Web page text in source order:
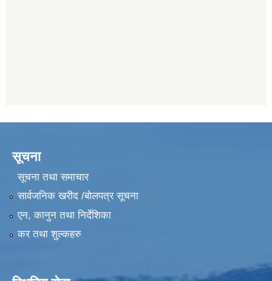
सूचना
सूचना तथा समाचार
सार्वजनिक खरीद /बोलपत्र सूचना
एन, कानुन तथा निर्देशिका
कर तथा शुल्कहरु